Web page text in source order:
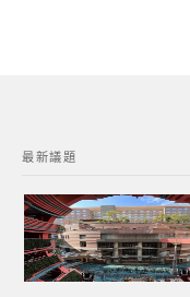
最新議題